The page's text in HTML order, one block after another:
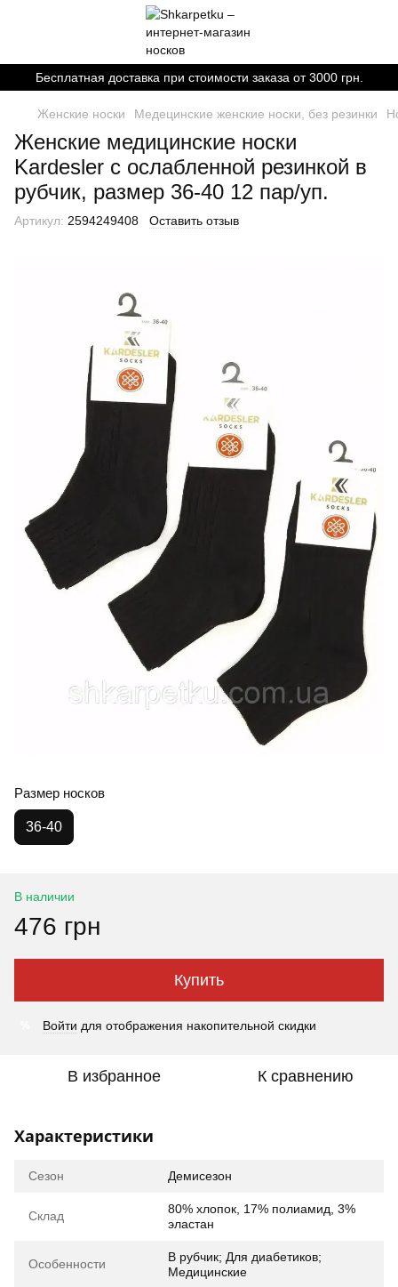
Бесплатная доставка при стоимости заказа от 3000 грн.
Женские носки Медецинские женские носки, без резинки
Женские медицинские носки
Kardesler с ослабленной резинкой в
рубчик, размер 36-40 12 пар/уп.
Артикул: 2594249408 Оставить отзыв
Размер носков
36-40
В наличии
476 грн
Купить
Войти для отображения накопительной скидки
В избранное К сравнению
Характеристики
Сезон Демисезон
Склад
80% хлопок, 17% полиамид, 3%
эластан
Особенности
В рубчик; Для диабетиков;
Медицинские